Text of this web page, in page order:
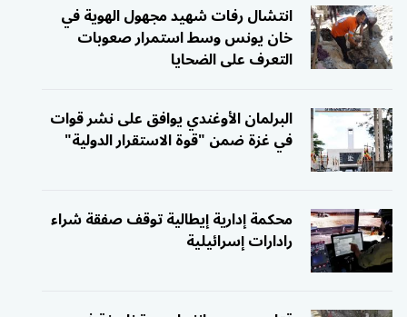
انتشال رفات شهيد مجهول الهوية في
خان يونس وسط استمرار صعوبات
التعرف على الضحايا
البرلمان الأوغندي يوافق على نشر قوات
في غزة ضمن "قوة الاستقرار الدولية"
محكمة إدارية إيطالية توقف صفقة شراء
رادارات إسرائيلية